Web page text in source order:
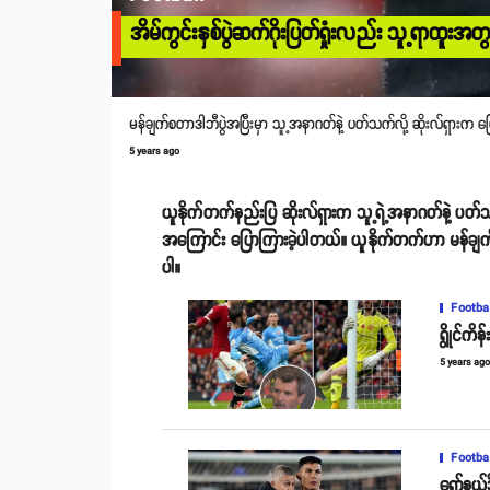
အိမ်ကွင်းနှစ်ပွဲဆက်ဂိုးပြတ်ရှုံးလည်း သူ့ရာထူးအတွက်
မန်ချက်စတာဒါဘီပွဲအပြီးမှာ သူ့အနာဂတ်နဲ့ ပတ်သက်လို့ ဆိုးလ်ရှားက ပြေ
5 years ago
ယူနိုက်တက်နည်းပြ ဆိုးလ်ရှားက သူ့ရဲ့အနာဂတ်နဲ့ ပ
အကြောင်း ပြောကြားခဲ့ပါတယ်။ ယူနိုက်တက်ဟာ မန်ခ
ပါ။
ရွိုင်ကိန်
5 years ago